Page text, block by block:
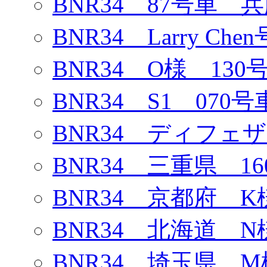
BNR34 Larry Chen
BNR34 O様 130
BNR34 S1 070号
BNR34 ディフェ
BNR34 三重県
BNR34 京都府 K
BNR34 北海道 N